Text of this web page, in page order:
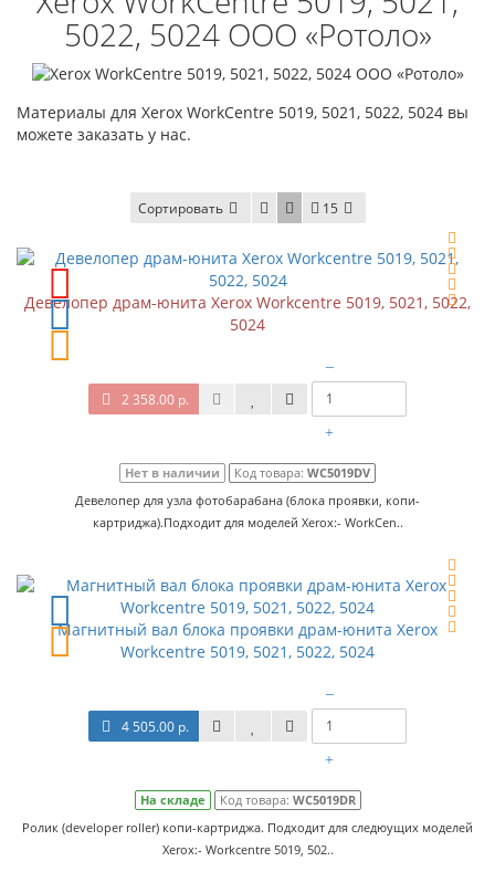
5022, 5024 ООО «‎Ротоло»
Материалы для Xerox WorkCentre 5019, 5021, 5022, 5024 вы
можете заказать у нас.
Сортировать 15
Девелопер драм-юнита Xerox Workcentre 5019, 5021, 5022,
5024
2 358.00 р.
–
+
Нет в наличии Код товара: WC5019DV
Девелопер для узла фотобарабана (блока проявки, копи-
картриджа).Подходит для моделей Xerox:- WorkCen..
Магнитный вал блока проявки драм-юнита Xerox
Workcentre 5019, 5021, 5022, 5024
4 505.00 р.
–
+
На складе Код товара: WC5019DR
Ролик (developer roller) копи-картриджа. Подходит для следюущих моделей
Xerox:- Workcentre 5019, 502..